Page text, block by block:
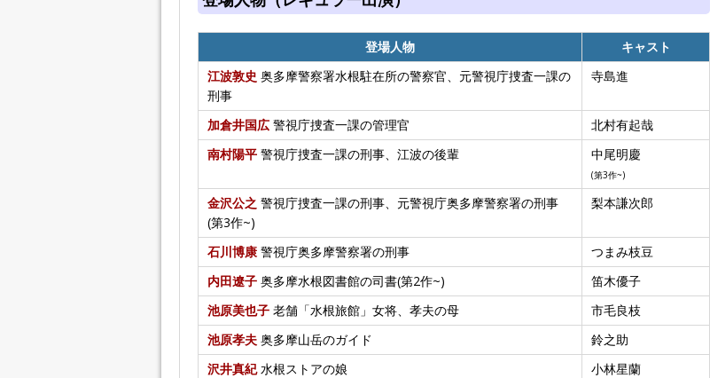
登場人物
キャスト
江波敦史 奥多摩警察署水根駐在所の警察官、元警視庁捜査一課の
刑事
寺島進
加倉井国広 警視庁捜査一課の管理官
北村有起哉
南村陽平 警視庁捜査一課の刑事、江波の後輩 中尾明慶
(第3作~)
金沢公之 警視庁捜査一課の刑事、元警視庁奥多摩警察署の刑事
(第3作~)
梨本謙次郎
石川博康 警視庁奥多摩警察署の刑事
つまみ枝豆
内田遼子 奥多摩水根図書館の司書(第2作~)
笛木優子
池原美也子 老舗「水根旅館」女将、孝夫の母
市毛良枝
池原孝夫 奥多摩山岳のガイド
鈴之助
沢井真紀水根ストアの娘
小林星蘭